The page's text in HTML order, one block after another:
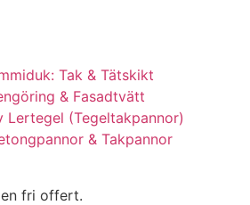
Tak & Tätskikt
& Fasadtvätt
Lertegel (Tegeltakpannor)
& Takpannor
fri offert.